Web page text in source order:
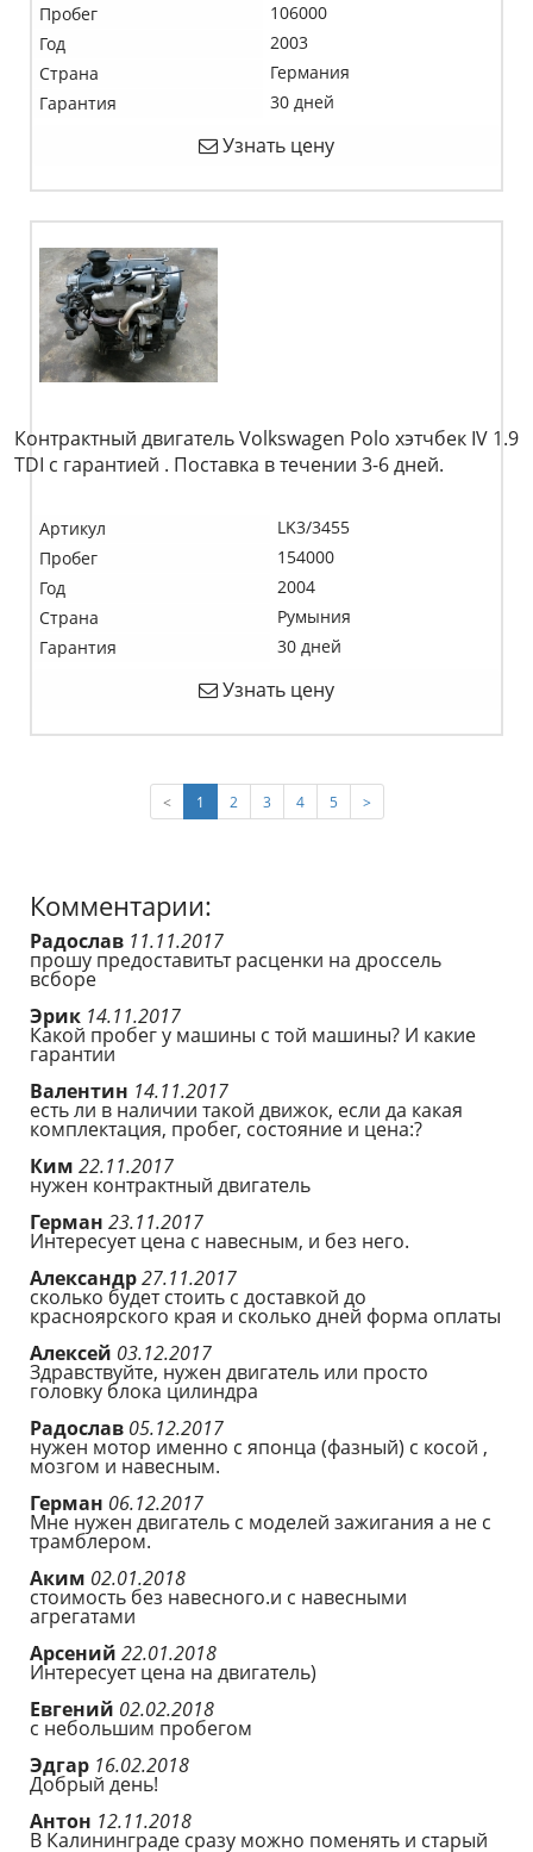
Пробег
106000
Год
2003
Страна
Германия
Гарантия
30 дней
Узнать цену
Контрактный двигатель Volkswagen Polo хэтчбек IV 1.9
TDI c гарантией . Поставка в течении 3-6 дней.
Артикул
LK3/3455
Пробег
154000
Год
2004
Страна
Румыния
Гарантия
30 дней
Узнать цену
< 1 (current)
2 3 4 5 >
Комментарии:
Радослав 11.11.2017
прошу предоставитьт расценки на дроссель
всборе
Эрик 14.11.2017
Какой пробег у машины с той машины? И какие
гарантии
Валентин 14.11.2017
есть ли в наличии такой движок, если да какая
комплектация, пробег, состояние и цена:?
Ким 22.11.2017
нужен контрактный двигатель
Герман 23.11.2017
Интересует цена с навесным, и без него.
Александр27.11.2017
сколько будет стоить с доставкой до
красноярского края и сколько дней форма оплаты
Алексей 03.12.2017
Здравствуйте, нужен двигатель или просто
головку блока цилиндра
Радослав 05.12.2017
нужен мотор именно с японца (фазный) с косой ,
мозгом и навесным.
Герман 06.12.2017
Мне нужен двигатель с моделей зажигания а не с
трамблером.
Аким 02.01.2018
стоимость без навесного.и с навесными
агрегатами
Арсений 22.01.2018
Интересует цена на двигатель)
Евгений 02.02.2018
с небольшим пробегом
Эдгар 16.02.2018
Добрый день!
Антон 12.11.2018
В Калининграде сразу можно поменять и старый